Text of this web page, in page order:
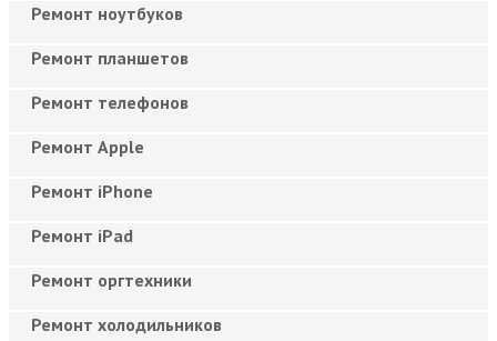
Ремонт ноутбуков
Ремонт планшетов
Ремонт телефонов
Ремонт Apple
Ремонт iPhone
Ремонт iPad
Ремонт оргтехники
Ремонт холодильников